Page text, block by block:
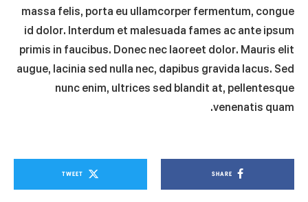
massa felis, porta eu ullamcorper fermentum, congue
id dolor. Interdum et malesuada fames ac ante ipsum
primis in faucibus. Donec nec laoreet dolor. Mauris elit
augue, lacinia sed nulla nec, dapibus gravida lacus. Sed
nunc enim, ultrices sed blandit at, pellentesque
venenatis quam.
SHARE
TWEET